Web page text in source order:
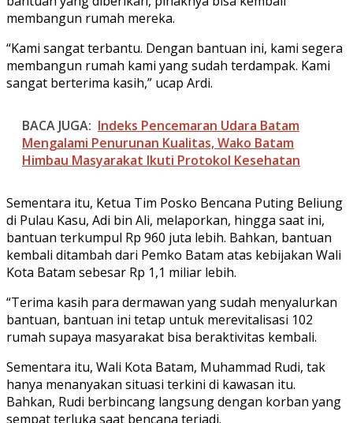
membangun rumah mereka.
“Kami sangat terbantu. Dengan bantuan ini, kami segera
membangun rumah kami yang sudah terdampak. Kami
sangat berterima kasih,” ucap Ardi.
BACA JUGA: Indeks Pencemaran Udara Batam
Mengalami Penurunan Kualitas, Wako Batam
Himbau Masyarakat Ikuti Protokol Kesehatan
Sementara itu, Ketua Tim Posko Bencana Puting Beliung
di Pulau Kasu, Adi bin Ali, melaporkan, hingga saat ini,
bantuan terkumpul Rp 960 juta lebih. Bahkan, bantuan
kembali ditambah dari Pemko Batam atas kebijakan Wali
Kota Batam sebesar Rp 1,1 miliar lebih.
“Terima kasih para dermawan yang sudah menyalurkan
bantuan, bantuan ini tetap untuk merevitalisasi 102
rumah supaya masyarakat bisa beraktivitas kembali.
Sementara itu, Wali Kota Batam, Muhammad Rudi, tak
hanya menanyakan situasi terkini di kawasan itu.
Bahkan, Rudi berbincang langsung dengan korban yang
sempat terluka saat bencana terjadi.